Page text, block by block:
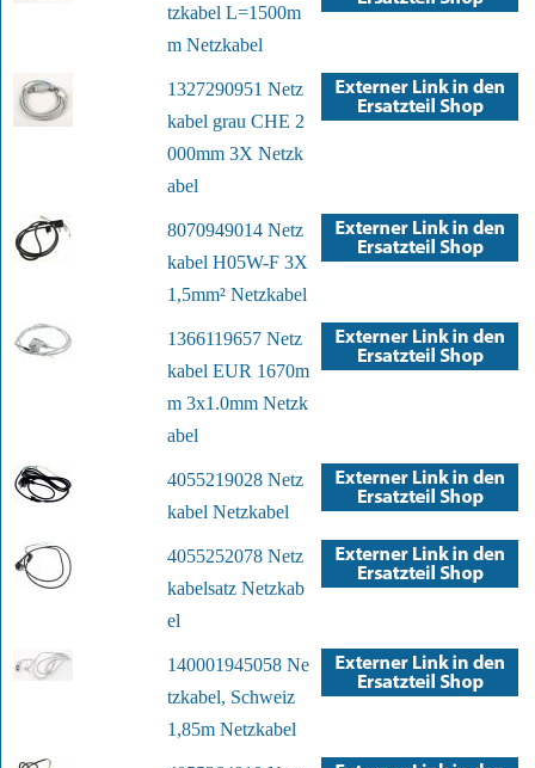
tzkabel L=1500m
m Netzkabel
1327290951 Netz
kabel grau CHE 2
000mm 3X Netzk
abel
8070949014 Netz
kabel H05W-F 3X
1,5mm² Netzkabel
1366119657 Netz
kabel EUR 1670m
m 3x1.0mm Netzk
abel
4055219028 Netz
kabel Netzkabel
4055252078 Netz
kabelsatz Netzkab
el
140001945058 Ne
tzkabel, Schweiz
1,85m Netzkabel